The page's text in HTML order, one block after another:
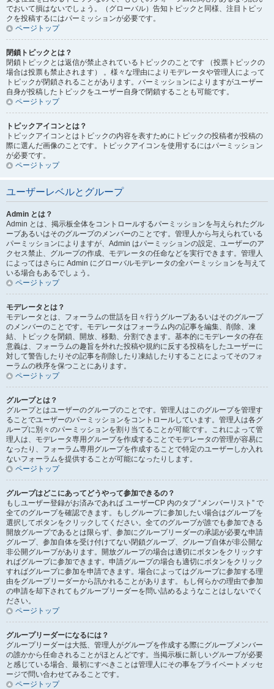
でおいて損はないでしょう。（グローバル）告知トピックと同様、注目トピッ
クを投稿するにはパーミッションが必要です。
ページトップ
閉鎖トピックとは？
閉鎖トピックとは返信が禁止されているトピックのことです （投票トピックの
場合は投票も禁止されます） 。様々な理由によりモデレータや管理人によって
トピックが閉鎖されることがあります。パーミッションによりますがユーザー
自身が投稿したトピックをユーザー自身で閉鎖することも可能です。
ページトップ
トピックアイコンとは？
トピックアイコンとはトピックの内容を表すためにトピックの投稿者が投稿の
際に選んだ画像のことです。トピックアイコンを使用するにはパーミッション
が必要です。
ページトップ
ユーザーレベルとグループ
Admin とは？
Admin とは、掲示板全体をコントロールするパーミッションを与えられたグル
ープあるいはそのグループのメンバーのことです。管理人から与えられている
パーミッションによりますが、Admin はパーミッションの設定、ユーザーのア
クセス禁止、グループの作成、モデレータの任命などを実行できます。管理人
によってはさらに Admin にグローバルモデレータの全パーミッションを与えて
いる場合もあるでしょう。
ページトップ
モデレータとは？
モデレータとは、フォーラムの世話を日々行うグループあるいはそのグループ
のメンバーのことです。モデレータはフォーラム内の記事を編集、削除、凍
結、トピックを閉鎖、開放、移動、分割できます。基本的にモデレータの存在
意義は、フォーラムの趣旨を外れた投稿や規約に反する投稿をしたユーザーに
対して警告したりその記事を削除したり凍結したりすることによってそのフォ
ーラムの秩序を保つことにあります。
ページトップ
グループとは？
グループとはユーザーのグループのことです。管理人はこのグループを管理す
ることでユーザーのパーミッションをコントロールしています。管理人は各グ
ループに別々のパーミッションを割り当てることが可能です。これによって管
理人は、モデレータ専用グループを作成することでモデレータの管理が容易に
なったり、フォーラム専用グループを作成することで特定のユーザーしか入れ
ないフォーラムを提供することが可能になったりします。
ページトップ
グループはどこにあってどうやって参加できるの？
もしユーザー登録がお済みであれば ユーザーCP 内のタブ “メンバーリスト” で
全てのグループを確認できます。もしグループに参加したい場合はグループを
選択してボタンをクリックしてください。全てのグループが誰でも参加できる
開放グループであるとは限らず、参加にグループリーダーの承認が必要な申請
グループ、参加自体を受け付けてない閉鎖グループ、グループ自体が非公開な
非公開グループがあります。開放グループの場合は適切にボタンをクリックす
ればグループに参加できます。申請グループの場合も適切にボタンをクリック
すればグループに参加を申請できます。場合によってはグループに参加する理
由をグループリーダーから訊かれることがあります。もし何らかの理由で参加
の申請を却下されてもグループリーダーを問い詰めるようなことはしないでく
ださい。
ページトップ
グループリーダーになるには？
グループリーダーは大抵、管理人がグループを作成する際にグループメンバー
の誰かから任命されることがほとんどです。当掲示板に新しいグループが必要
と感じている場合、最初にすべきことは管理人にその事をプライベートメッセ
ージで問い合わせてみることです。
ページトップ